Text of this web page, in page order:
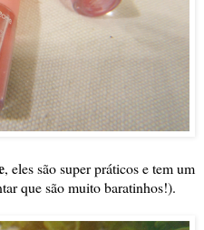
, eles são super práticos e tem um
que são muito baratinhos!).